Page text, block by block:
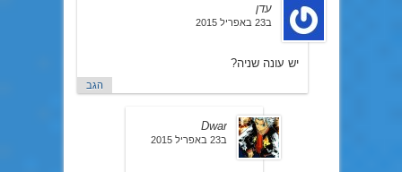
עדן
ב23 באפריל 2015
יש עונה שניה?
הגב
Dwar
ב23 באפריל 2015